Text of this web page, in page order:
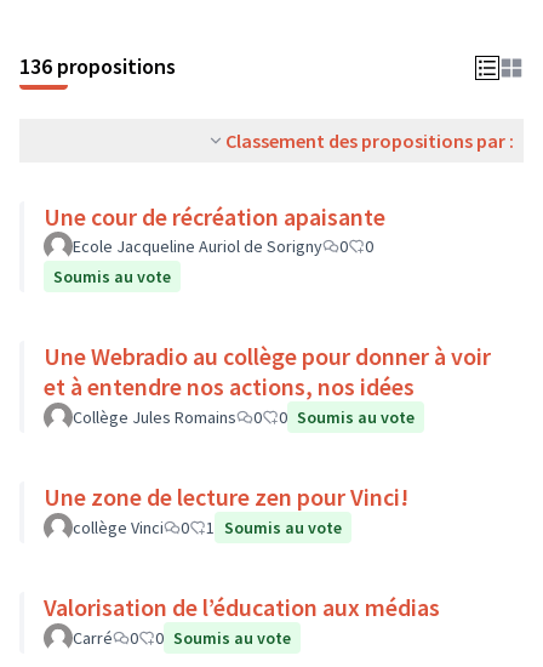
136 propositions
Classement des propositions par :
Une cour de récréation apaisante
Ecole Jacqueline Auriol de Sorigny 0
0
Soumis au vote
Une Webradio au collège pour donner à voir
et à entendre nos actions, nos idées
Collège Jules Romains 0 0 Soumis au vote
Une zone de lecture zen pour Vinci!
collège Vinci 0 1 Soumis au vote
Valorisation de l’éducation aux médias
Carré 0 0 Soumis au vote